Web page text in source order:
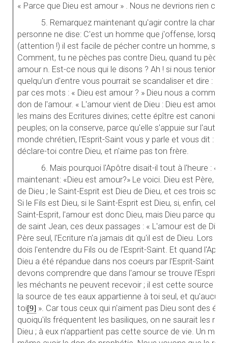
« Parce que Dieu est amour » . Nous ne devrions rien
5. Remarquez maintenant qu'agir contre la
personne ne dise: C'est un homme que j'offense, lorsque
(attention !) il est facile de pécher contre un homme,
Comment, tu ne pèches pas contre Dieu, quand tu
amour n. Est-ce nous qui le disons ? Ah ! si nous tenions
quelqu'un d'entre vous pourrait se scandaliser et dire :
par ces mots : « Dieu est amour ? » Dieu nous a
don de l'amour. « L'amour vient de Dieu : Dieu est amour
les mains des Ecritures divines; cette épître est
peuples; on la conserve, parce qu'elle s'appuie sur
monde chrétien, l'Esprit-Saint vous y parle et vous dit : «
déclare-toi contre Dieu, et n'aime pas ton frère.
6. Mais pourquoi l'Apôtre disait-il tout à l'heure : «
maintenant: «Dieu est amour?» Le voici. Dieu est Père,
de Dieu ; le Saint-Esprit est Dieu de Dieu, et ces trois
Si le Fils est Dieu, si le Saint-Esprit est Dieu, si, enfin,
Saint-Esprit, l'amour est donc Dieu, mais Dieu parce qu'il
de saint Jean, ces deux passages : « L'amour est de Dieu
Père seul, l'Ecriture n'a jamais dit qu'il est de Dieu. Lors
dois l'entendre du Fils ou de l'Esprit-Saint. Et quand
Dieu a été répandue dans nos coeurs par l'Esprit-Saint
devons comprendre que dans l'amour se trouve l'Esprit-
les méchants ne peuvent recevoir ; il est cette source
la source de tes eaux appartienne à toi seul, et qu'aucun
toi[9] ». Car tous ceux qui n'aiment pas Dieu sont des
quoiqu'ils fréquentent les basiliques, on ne saurait les
Dieu ; à eux n'appartient pas cette source de vie. Un